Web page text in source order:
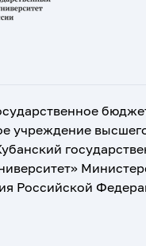
учреждение
Российской